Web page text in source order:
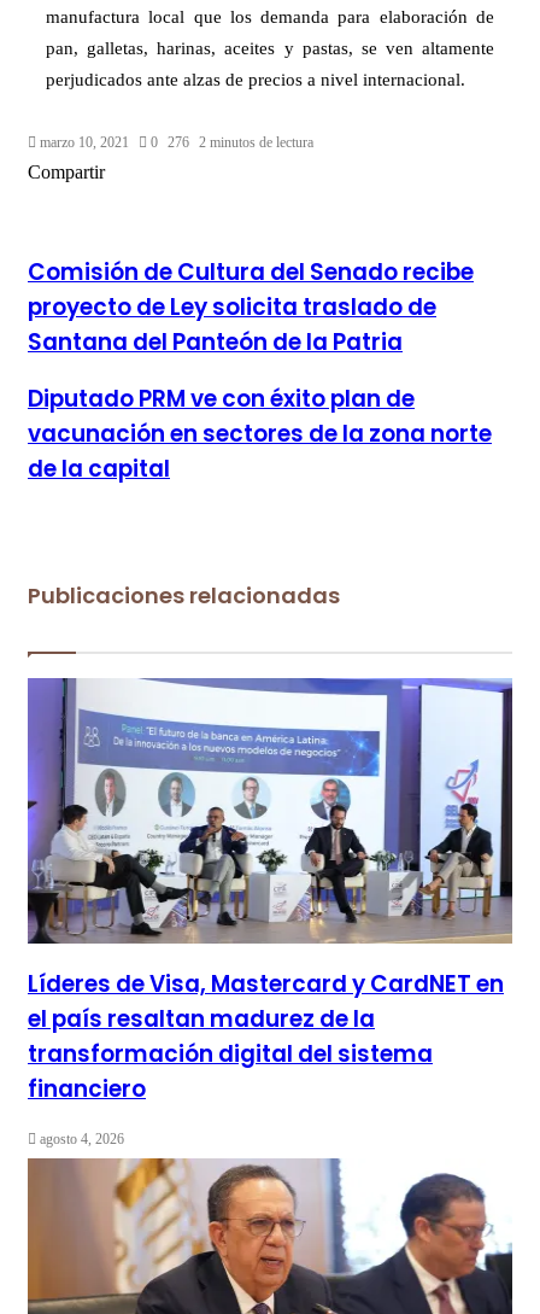
manufactura local que los demanda para elaboración de
pan, galletas, harinas, aceites y pastas, se ven altamente
perjudicados ante alzas de precios a nivel internacional.
marzo 10, 2021 0 276 2 minutos de lectura
Facebook
Twitter
LinkedIn
Tumblr
Pinterest
Reddit
Pocket
Compartir
electrónico
Comisión de Cultura del Senado recibe
proyecto de Ley solicita traslado de
Santana del Panteón de la Patria
Diputado PRM ve con éxito plan de
vacunación en sectores de la zona norte
de la capital
Publicaciones relacionadas
Líderes de Visa, Mastercard y CardNET en
el país resaltan madurez de la
transformación digital del sistema
financiero
agosto 4, 2026